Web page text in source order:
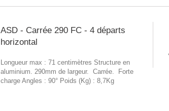
ASD - Carrée 290 FC - 4 départs
horizontal
Longueur max : 71 centimètres Structure en
aluminium. 290mm de largeur. Carrée. Forte
charge Angles : 90° Poids (Kg) : 8,7Kg